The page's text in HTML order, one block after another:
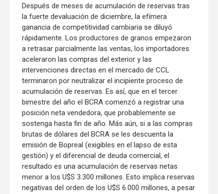
Después de meses de acumulación de reservas tras
la fuerte devaluación de diciembre, la efímera
ganancia de competitividad cambiaria se diluyó
rápidamente. Los productores de granos empezaron
a retrasar parcialmente las ventas, los importadores
aceleraron las compras del exterior y las
intervenciones directas en el mercado de CCL
terminaron por neutralizar el incipiente proceso de
acumulación de reservas. Es así, que en el tercer
bimestre del año el BCRA comenzó a registrar una
posición neta vendedora, que probablemente se
sostenga hasta fin de año. Más aún, si a las compras
brutas de dólares del BCRA se les descuenta la
emisión de Bopreal (exigibles en el lapso de esta
gestión) y el diferencial de deuda comercial, el
resultado es una acumulación de reservas netas
menor a los U$S 3.300 millones. Esto implica reservas
negativas del orden de los U$S 6.000 millones, a pesar